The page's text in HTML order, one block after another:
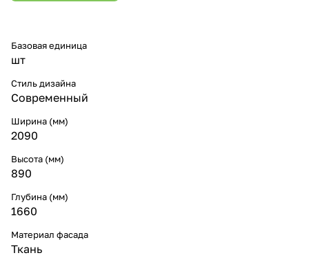
Базовая единица
шт
Стиль дизайна
Современный
Ширина (мм)
2090
Высота (мм)
890
Глубина (мм)
1660
Материал фасада
Ткань